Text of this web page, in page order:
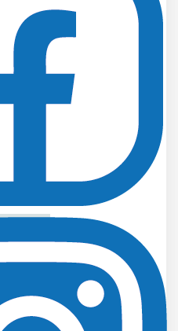
dr hab. Blair